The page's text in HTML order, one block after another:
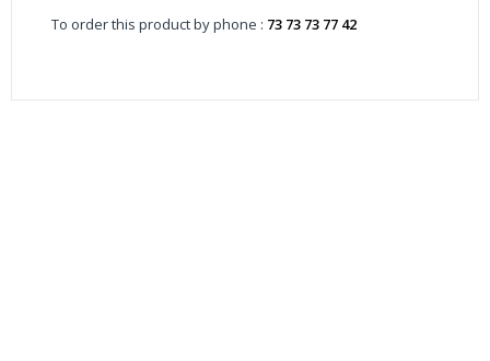
To order this product by phone : 73 73 73 77 42